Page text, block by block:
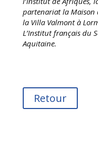
partenariat la Maison
la Villa Valmont à
L’Institut français du
Aquitaine.
Retour